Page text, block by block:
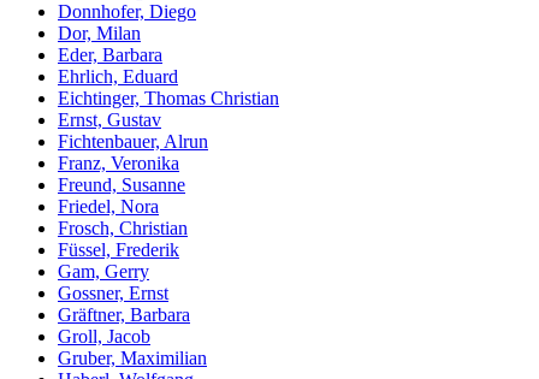
Donnhofer, Diego
Dor, Milan
Eder, Barbara
Ehrlich, Eduard
Eichtinger, Thomas Christian
Ernst, Gustav
Fichtenbauer, Alrun
Franz, Veronika
Freund, Susanne
Friedel, Nora
Frosch, Christian
Füssel, Frederik
Gam, Gerry
Gossner, Ernst
Gräftner, Barbara
Groll, Jacob
Gruber, Maximilian